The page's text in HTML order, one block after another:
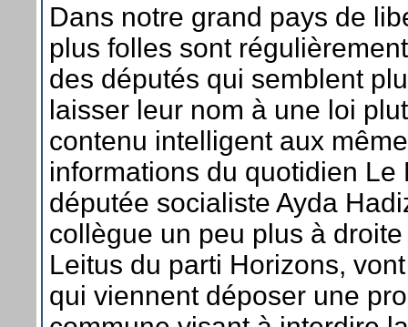
Dans notre grand pays de
plus folles sont
des députés qui semblent
laisser leur nom à une loi
contenu intelligent aux
informations du quotidien Le
députée socialiste Ayda
collègue un peu plus à
Leitus du parti Horizons,
qui viennent déposer une